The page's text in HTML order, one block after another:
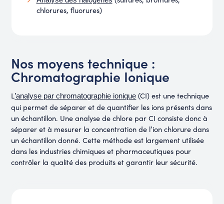
chlorures, fluorures)
Nos moyens technique :
Chromatographie Ionique
L’analyse par chromatographie ionique (CI) est une technique
qui permet de séparer et de quantifier les ions présents dans
un échantillon. Une analyse de chlore par CI consiste donc à
séparer et à mesurer la concentration de l’ion chlorure dans
un échantillon donné. Cette méthode est largement utilisée
dans les industries chimiques et pharmaceutiques pour
contrôler la qualité des produits et garantir leur sécurité.